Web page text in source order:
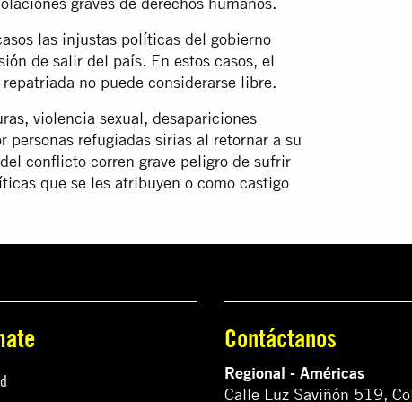
las injustas políticas del gobierno
de salir del país. En estos casos, el
no puede considerarse libre.
violencia sexual, desapariciones
refugiadas sirias al retornar a su
conflicto corren grave peligro de sufrir
que se les atribuyen o como castigo
Contáctanos
Regional - Américas
Calle Luz Saviñón 519,